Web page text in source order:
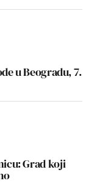
u Beogradu, 7.
Grad koji